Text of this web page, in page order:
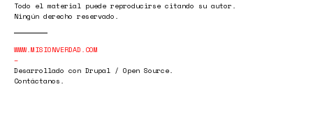
Todo el material puede reproducirse citando su autor.
Ningún derecho reservado.
WWW.MISIONVERDAD.COM
Desarrollado con Drupal / Open Source.
Contáctanos.